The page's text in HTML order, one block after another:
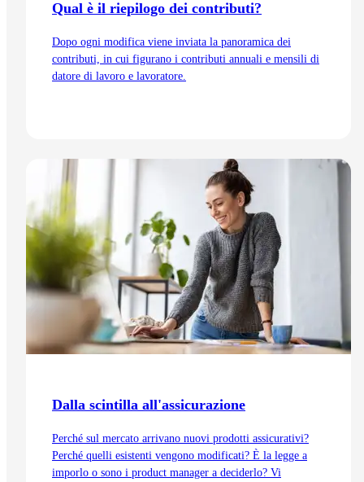
Qual è il riepilogo dei contributi?
Dopo ogni modifica viene inviata la panoramica dei
contributi, in cui figurano i contributi annuali e mensili di
datore di lavoro e lavoratore.
Vai all'articolo
Dalla scintilla all'assicurazione
Perché sul mercato arrivano nuovi prodotti assicurativi?
Perché quelli esistenti vengono modificati? È la legge a
imporlo o sono i product manager a deciderlo? Vi